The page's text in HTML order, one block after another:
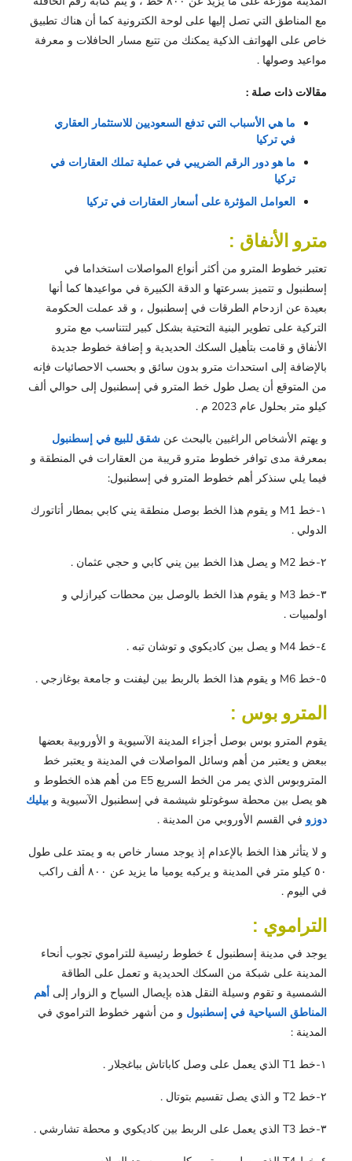
مع المناطق التي تصل إليها على لوحة الكترونية كما أن هناك تطبيق
خاص على الهواتف الذكية يمكنك من تتبع مسار الحافلات و معرفة
مواعيد وصولها .
مقالات ذات صلة :
في تركيا
تركيا
العوامل المؤثرة على أسعار العقارات في تركيا
مترو الأنفاق :
تعتبر خطوط المترو من أكثر أنواع المواصلات استخداما في
إسطنبول و تتميز بسرعتها و الدقة الكبيرة في مواعيدها كما أنها
بعيدة عن ازدحام الطرقات في إسطنبول ، و قد عملت الحكومة
التركية على تطوير البنية التحتية بشكل كبير لتتناسب مع مترو
الأنفاق و قامت بتأهيل السكك الحديدية و إضافة خطوط جديدة
بالإضافة إلى استحداث مترو بدون سائق و بحسب الاحصائيات فإنه
من المتوقع أن يصل طول خط المترو في إسطنبول إلى حوالي ألف
كيلو متر بحلول عام 2023 م .
و يهتم الأشخاص الراغبين بالبحث عن شقق للبيع في إسطنبول
بمعرفة مدى توافر خطوط مترو قريبة من العقارات في المنطقة و
فيما يلي سنذكر أهم خطوط المترو في إسطنبول:
١-خط M1 و يقوم هذا الخط بوصل منطقة يني كابي بمطار أتاتورك
الدولي .
٢-خط M2 و يصل هذا الخط بين يني كابي و حجي عثمان .
٣-خط M3 و يقوم هذا الخط بالوصل بين محطات كيرازلي و
اولمبيات .
٤-خط M4 و يصل ببن كاديكوي و توشان تبه .
٥-خط M6 و يقوم هذا الخط بالربط بين ليفنت و جامعة بوغازجي .
المترو بوس :
يقوم المترو بوس بوصل أجزاء المدينة الآسيوية و الأوروبية بعضها
ببعض و يعتبر من أهم وسائل المواصلات في المدينة و يعتبر خط
المتروبوس الذي يمر من الخط السريع E5 من أهم هذه الخطوط و
هو يصل بين محطة سوغوتلو شيشمة في إسطنبول الآسيوية و بيليك
دوزو في القسم الأوروبي من المدينة .
و لا يتأثر هذا الخط بالإعدام إذ يوجد مسار خاص به و يمتد على طول
٥٠ كيلو متر في المدينة و يركبه يوميا ما يزيد عن ٨٠٠ ألف راكب
في اليوم .
التراموي :
يوجد في مدينة إسطنبول ٤ خطوط رئيسية للتراموي تجوب أنحاء
المدينة على شبكة من السكك الحديدية و تعمل على الطاقة
الشمسية و تقوم وسيلة النقل هذه بإيصال السياح و الزوار إلى أهم
المناطق السياحية في إسطنبول و من أشهر خطوط التراموي في
المدينة :
١-خط T1 الذي يعمل على وصل كاباتاش بباغجلار .
٢-خط T2 و الذي يصل تقسيم بتوتال .
٣-خط T3 الذي يعمل على الربط بين كاديكوي و محطة تشارشي .